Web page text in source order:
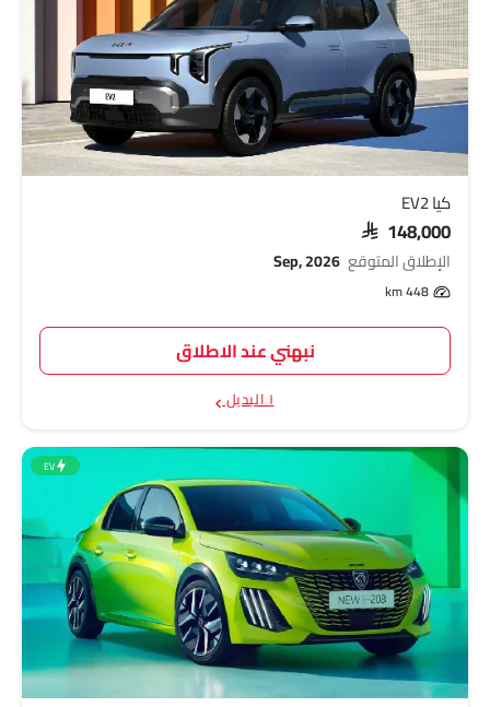
كيا EV2
SAR 148,000
الإطلاق المتوقع Sep, 2026
448 km
نبهني عند الاطلاق
١ البديل
EV